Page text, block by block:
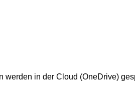
werden in der Cloud (OneDrive)